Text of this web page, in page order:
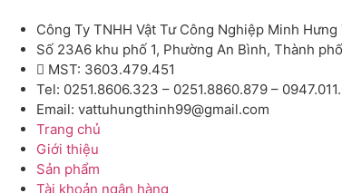
Công Ty TNHH Vật Tư Công Nghiệp Minh Hưng
Số 23A6 khu phố 1, Phường An Bình, Thành
MST: 3603.479.451
Tel: 0251.8606.323 – 0251.8860.879 –
Email: vattuhungthinh99@gmail.com
Trang chủ
Giới thiệu
Sản phẩm
Tài khoản ngân hàng